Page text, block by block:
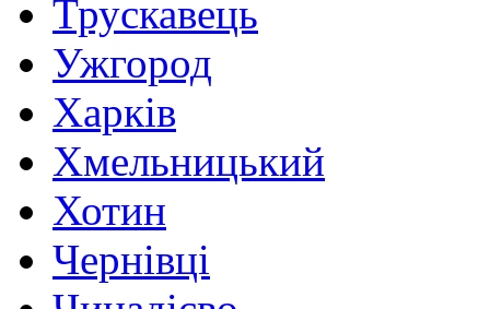
Трускавець
Ужгород
Харків
Хмельницький
Хотин
Чернівці